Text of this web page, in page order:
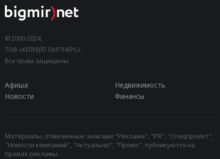
© 2000-2024,
ТОВ «КЕПРЕЙТ ПАРТНЕРС».
Все права защищены.
Афиша
Недвижимость
Новости
Финансы
Материалы, отмеченные знаками "Реклама", "PR", "Спецпроект",
"Новости компаний", "Актуально", "Промо", публикуются на
правах рекламы.